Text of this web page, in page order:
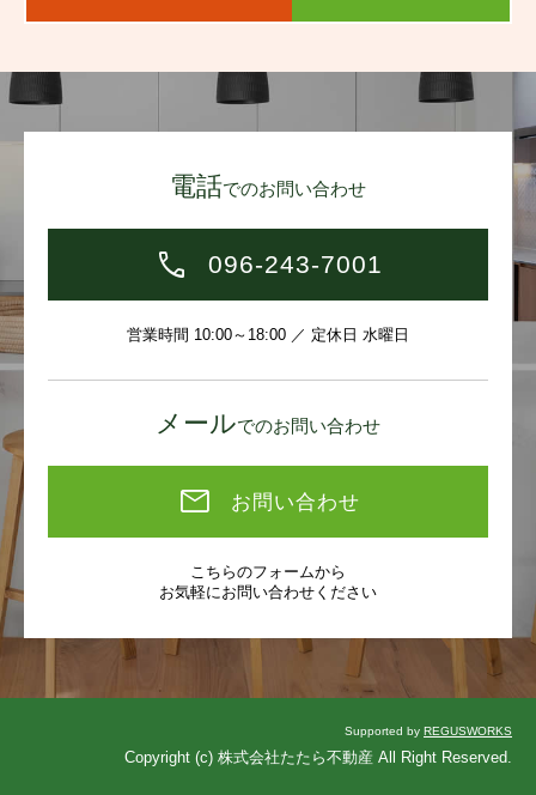
電話でのお問い合わせ
096-243-7001
営業時間 10:00～18:00 ／ 定休日 水曜日
メールでのお問い合わせ
お問い合わせ
こちらのフォームから
お気軽にお問い合わせください
Supported by REGUSWORKS
Copyright (c) 株式会社たたら不動産 All Right Reserved.